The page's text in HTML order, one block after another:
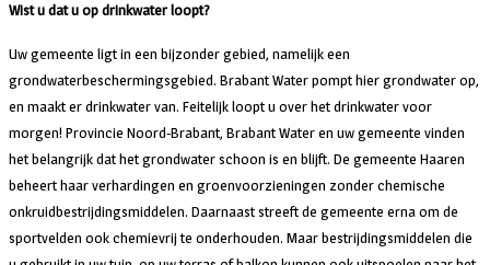
Wist u dat u op drinkwater loopt?
Uw gemeente ligt in een bijzonder gebied, namelijk een
grondwaterbeschermingsgebied. Brabant Water pompt hier grondwater op,
en maakt er drinkwater van. Feitelijk loopt u over het drinkwater voor
morgen! Provincie Noord-Brabant, Brabant Water en uw gemeente vinden
het belangrijk dat het grondwater schoon is en blijft. De gemeente Haaren
beheert haar verhardingen en groenvoorzieningen zonder chemische
onkruidbestrijdingsmiddelen. Daarnaast streeft de gemeente erna om de
sportvelden ook chemievrij te onderhouden. Maar bestrijdingsmiddelen die